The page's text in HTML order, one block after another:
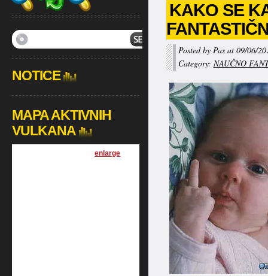
KAKO SE
Posted by Pas at 09/06/
Category: NAUČNO
NOTICE
MAPA AKTIVNIH
VULKANA
[enlarge